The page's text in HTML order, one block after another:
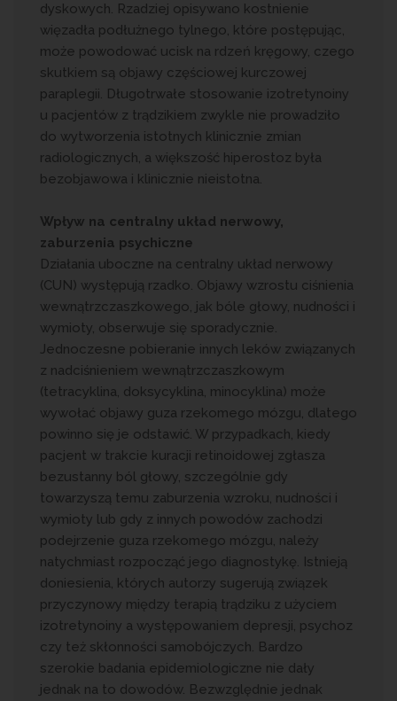
dyskowych. Rzadziej opisywano kostnienie
więzadła podłużnego tylnego, które postępując,
może powodować ucisk na rdzeń kręgowy, czego
skutkiem są objawy częściowej kurczowej
paraplegii. Długotrwałe stosowanie izotretynoiny
u pacjentów z trądzikiem zwykle nie prowadziło
do wytworzenia istotnych klinicznie zmian
radiologicznych, a większość hiperostoz była
bezobjawowa i klinicznie nieistotna.
Wpływ na centralny układ nerwowy,
zaburzenia psychiczne
Działania uboczne na centralny układ nerwowy
(CUN) występują rzadko. Objawy wzrostu ciśnienia
wewnątrzczaszkowego, jak bóle głowy, nudności i
wymioty, obserwuje się sporadycznie.
Jednoczesne pobieranie innych leków związanych
z nadciśnieniem wewnątrzczaszkowym
(tetracyklina, doksycyklina, minocyklina) może
wywołać objawy guza rzekomego mózgu, dlatego
powinno się je odstawić. W przypadkach, kiedy
pacjent w trakcie kuracji retinoidowej zgłasza
bezustanny ból głowy, szczególnie gdy
towarzyszą temu zaburzenia wzroku, nudności i
wymioty lub gdy z innych powodów zachodzi
podejrzenie guza rzekomego mózgu, należy
natychmiast rozpocząć jego diagnostykę. Istnieją
doniesienia, których autorzy sugerują związek
przyczynowy między terapią trądziku z użyciem
izotretynoiny a występowaniem depresji, psychoz
czy też skłonności samobójczych. Bardzo
szerokie badania epidemiologiczne nie dały
jednak na to dowodów. Bezwzględnie jednak